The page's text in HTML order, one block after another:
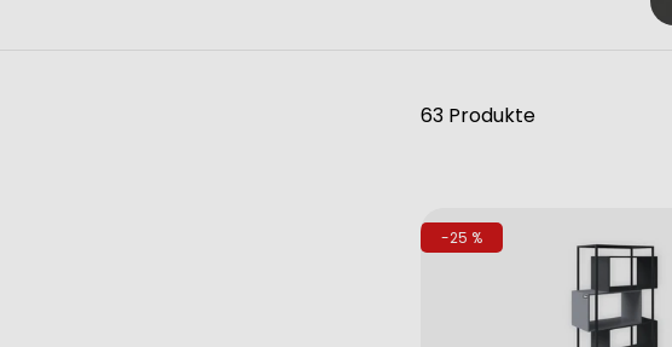
63 Produkte
-25 %